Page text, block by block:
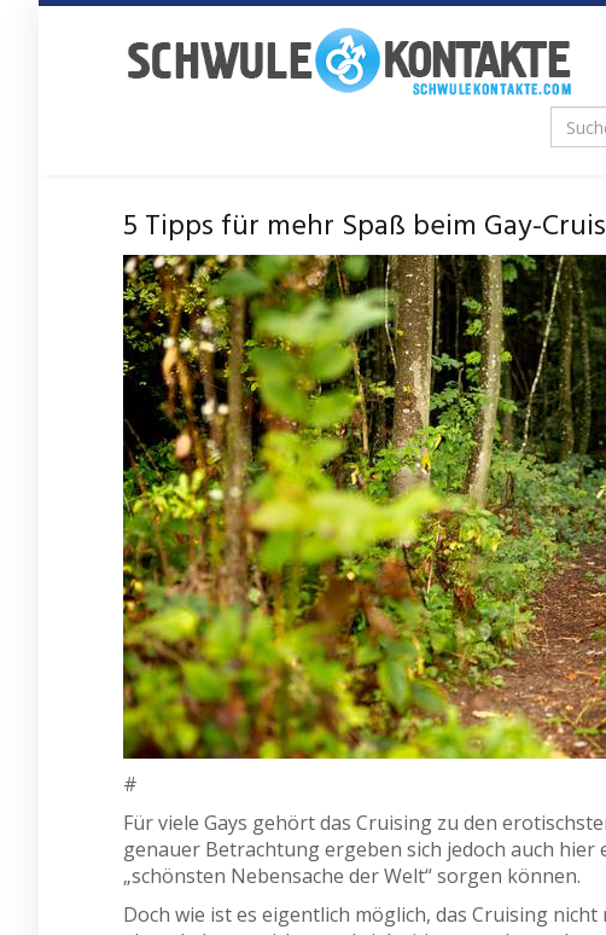
5 Tipps für mehr Spaß beim Gay-
#
Für viele Gays gehört das Cruising zu den
genauer Betrachtung ergeben sich jedoch auch
„schönsten Nebensache der Welt“ sorgen können.
Doch wie ist es eigentlich möglich, das Cruising